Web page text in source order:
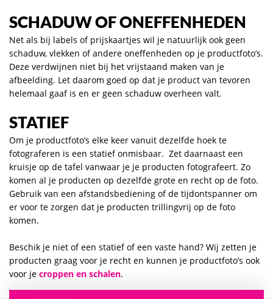
SCHADUW OF ONEFFENHEDEN
Net als bij labels of prijskaartjes wil je natuurlijk ook geen
schaduw, vlekken of andere oneffenheden op je productfoto’s.
Deze verdwijnen niet bij het vrijstaand maken van je
afbeelding. Let daarom goed op dat je product van tevoren
helemaal gaaf is en er geen schaduw overheen valt.
STATIEF
Om je productfoto’s elke keer vanuit dezelfde hoek te
fotograferen is een statief onmisbaar. Zet daarnaast een
kruisje op de tafel vanwaar je je producten fotografeert. Zo
komen al je producten op dezelfde grote en recht op de foto.
Gebruik van een afstandsbediening of de tijdontspanner om
er voor te zorgen dat je producten trillingvrij op de foto
komen.
Beschik je niet of een statief of een vaste hand? Wij zetten je
producten graag voor je recht en kunnen je productfoto’s ook
voor je croppen en schalen.